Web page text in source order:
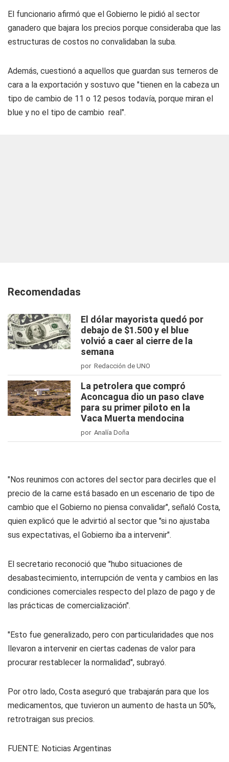
El funcionario afirmó que el Gobierno le pidió al sector
ganadero que bajara los precios porque consideraba que las
estructuras de costos no convalidaban la suba.
Además, cuestionó a aquellos que guardan sus terneros de
cara a la exportación y sostuvo que "tienen en la cabeza un
tipo de cambio de 11 o 12 pesos todavía, porque miran el
blue y no el tipo de cambio real".
Recomendadas
El dólar mayorista quedó por
debajo de $1.500 y el blue
volvió a caer al cierre de la
semana
por Redacción de UNO
La petrolera que compró
Aconcagua dio un paso clave
para su primer piloto en la
Vaca Muerta mendocina
por Analía Doña
"Nos reunimos con actores del sector para decirles que el
precio de la carne está basado en un escenario de tipo de
cambio que el Gobierno no piensa convalidar", señaló Costa,
quien explicó que le advirtió al sector que "si no ajustaba
sus expectativas, el Gobierno iba a intervenir".
El secretario reconoció que "hubo situaciones de
desabastecimiento, interrupción de venta y cambios en las
condiciones comerciales respecto del plazo de pago y de
las prácticas de comercialización".
"Esto fue generalizado, pero con particularidades que nos
llevaron a intervenir en ciertas cadenas de valor para
procurar restablecer la normalidad", subrayó.
Por otro lado, Costa aseguró que trabajarán para que los
medicamentos, que tuvieron un aumento de hasta un 50%,
retrotraigan sus precios.
FUENTE: Noticias Argentinas